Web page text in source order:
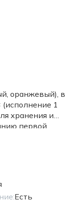
оранжевый), в
1
хранения и
первой
Есть